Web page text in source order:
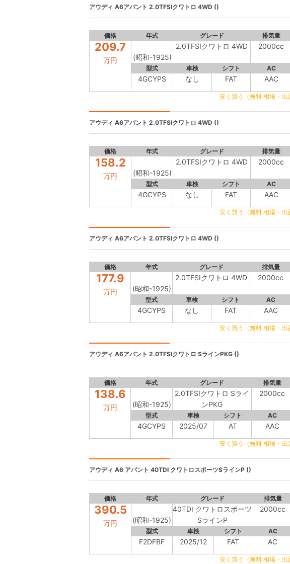
アウディ A6アバント 2.0TFSIクワトロ 4WD ()
価格 年式 グレード 排気量
209.7
万円 (昭和-1925)
2.0TFSIクワトロ 4WD 2000cc
型式 車検 シフト AC
4GCYPS なし FAT AAC
安く買う（無料 相場・出
アウディ A6アバント 2.0TFSIクワトロ 4WD ()
価格 年式 グレード 排気量
158.2
万円 (昭和-1925)
2.0TFSIクワトロ 4WD 2000cc
型式 車検 シフト AC
4GCYPS なし FAT AAC
安く買う（無料 相場・出
アウディ A6アバント 2.0TFSIクワトロ 4WD ()
価格 年式 グレード 排気量
177.9
万円 (昭和-1925)
2.0TFSIクワトロ 4WD 2000cc
型式 車検 シフト AC
4GCYPS なし FAT AAC
安く買う（無料 相場・出
アウディ A6アバント 2.0TFSIクワトロ SラインPKG ()
価格 年式 グレード 排気量
138.6
万円 (昭和-1925)
2.0TFSIクワトロ Sライ
ンPKG
2000cc
型式 車検 シフト AC
4GCYPS 2025/07 AT AAC
安く買う（無料 相場・出
アウディ A6 アバント 40TDI クワトロスポーツSラインP ()
価格 年式 グレード 排気量
390.5
万円 (昭和-1925)
40TDI クワトロスポーツ
SラインP
2000cc
型式 車検 シフト AC
F2DFBF 2025/12 FAT AC
安く買う（無料 相場・出